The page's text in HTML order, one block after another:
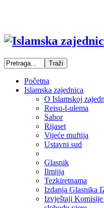
Početna
Islamska zajednica
O Islamskoj
Reisu-l-ulema
Sabor
Rijaset
Vijeće muftija
Ustavni sud
Glasnik
Ilmijja
Tezkiretnama
Izdanja Glasnika
Izvještaji Komisije